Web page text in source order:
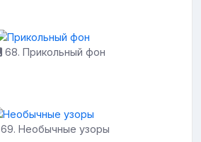
68. Прикольный фон
69. Необычные узоры